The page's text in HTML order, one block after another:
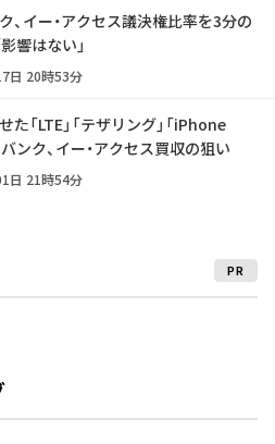
、イー・アクセス議決権比率を3分の
響はない」
日 20時53分
た「LTE」「テザリング」「iPhone
ンク、イー・アクセス買収の狙い
日 21時54分
PR